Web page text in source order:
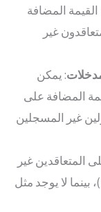
المضافة
غير
: يمكن
المضافة على
غير المسجلين
المتعاقدين غير
المسجلين (100,491 إسترلينغ في 2025)، بينما لا يوجد مثل